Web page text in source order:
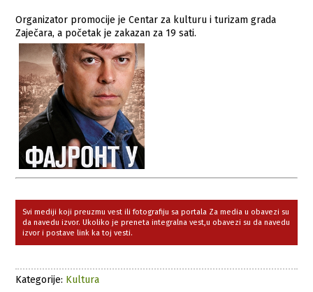
Organizator promocije je Centar za kulturu i turizam grada
Zaječara, a početak je zakazan za 19 sati.
Svi mediji koji preuzmu vest ili fotografiju sa portala Za media u obavezi su
da navedu izvor. Ukoliko je preneta integralna vest,u obavezi su da navedu
izvor i postave link ka toj vesti.
Kategorije: Kultura